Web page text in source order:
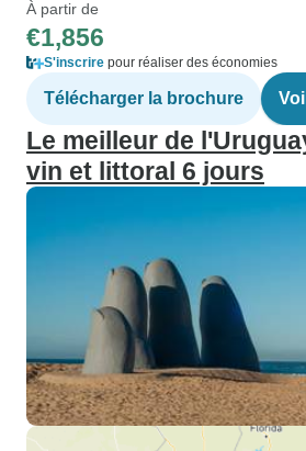
À partir de
€1,856
S'inscrire pour réaliser des économies
Télécharger la brochure
Le meilleur de
vin et littoral 6 jours